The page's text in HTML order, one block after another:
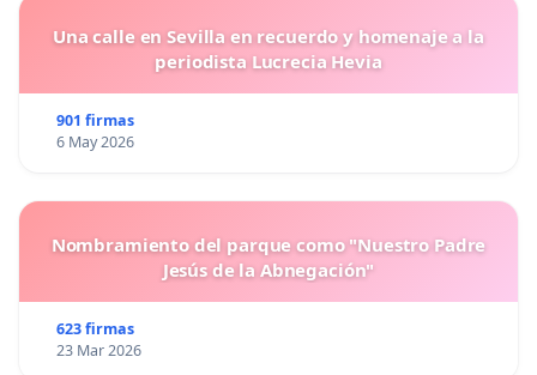
Una calle en Sevilla en recuerdo y homenaje a la
periodista Lucrecia Hevia
901 firmas
6 May 2026
Nombramiento del parque como "Nuestro Padre
Jesús de la Abnegación"
623 firmas
23 Mar 2026